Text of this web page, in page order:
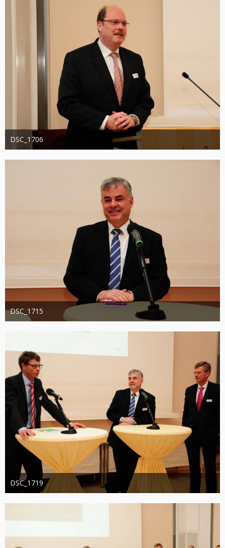
DSC_1706
Administrator
20. August 2019
1.244
0 0
DSC_1715
Administrator
20. August 2019
0
DSC_1719
Administrator
20. August 2019
1.270
0 0